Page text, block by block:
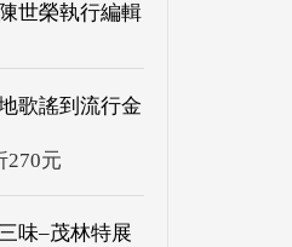
世榮執行編輯
歌謠到流行金
270元
味–茂林特展